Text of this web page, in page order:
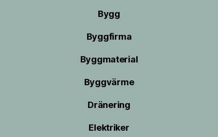
Bygg
Byggfirma
Byggmaterial
Byggvärme
Dränering
Elektriker